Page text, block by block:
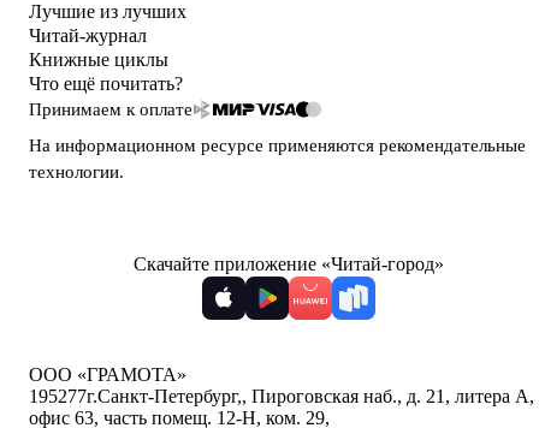
Лучшие из лучших
Читай-журнал
Книжные циклы
Что ещё почитать?
Принимаем к оплате
На информационном ресурсе применяются рекомендательные
технологии.
Скачайте приложение «Читай-город»
ООО «ГРАМОТА»
195277г.Санкт-Петербург,, Пироговская наб., д. 21, литера А,
офис 63, часть помещ. 12-Н, ком. 29,